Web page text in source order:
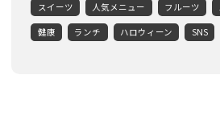
スイーツ 人気メニュー フルーツ
健康 ランチ ハロウィーン SNS